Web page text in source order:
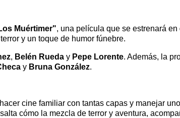
Muértimer", una película que se estrenará en
y un toque de humor fúnebre.
, Belén Rueda y Pepe Lorente. Además, la
y Bruna González.
cine familiar con tantas capas y manejar
cómo la mezcla de terror y aventura,